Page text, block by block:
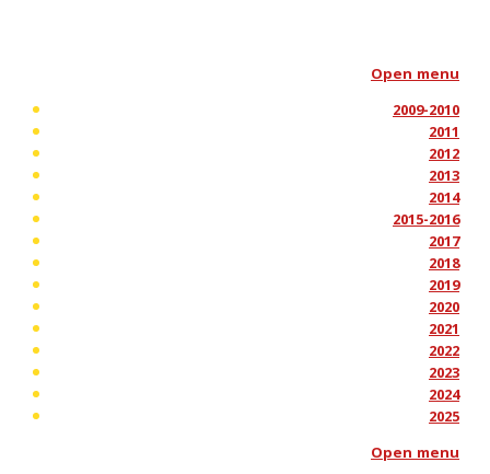
Open menu
2009-2010
2011
2012
2013
2014
2015-2016
2017
2018
2019
2020
2021
2022
2023
2024
2025
Open menu